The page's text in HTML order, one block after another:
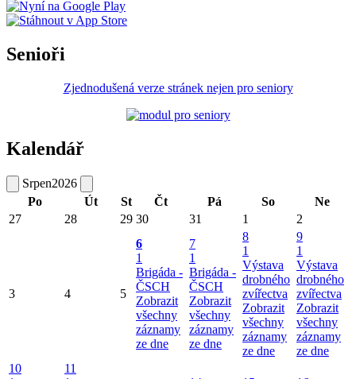
Senioři
Zjednodušená verze stránek nejen pro seniory
Kalendář
Srpen2026
Po
Út St Čt Pá So
Ne
27
28 29 30 31 1 2
3 4 5
6
1
Brigáda -
ČSCH
Zobrazit
všechny
záznamy
ze dne
7
1
Brigáda -
ČSCH
Zobrazit
všechny
záznamy
ze dne
8
1
Výstava
drobného
zvířectva
Zobrazit
všechny
záznamy
ze dne
9
1
Výstava
drobného
zvířectva
Zobrazit
všechny
záznamy
ze dne
10
11